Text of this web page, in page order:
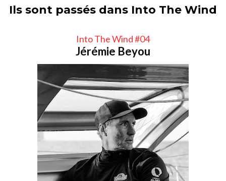
Ils sont passés dans Into The Wind
Into The Wind #04
Jérémie Beyou